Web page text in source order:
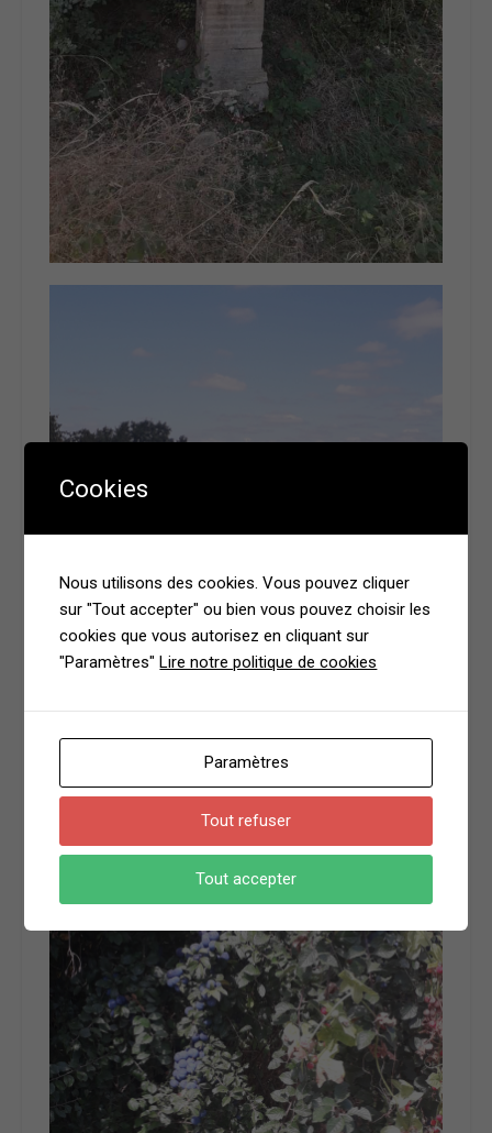
Cookies
Nous utilisons des cookies. Vous pouvez cliquer
sur "Tout accepter" ou bien vous pouvez choisir les
cookies que vous autorisez en cliquant sur
"Paramètres"Lire notre politique de cookies
Paramètres
Tout refuser
Tout accepter